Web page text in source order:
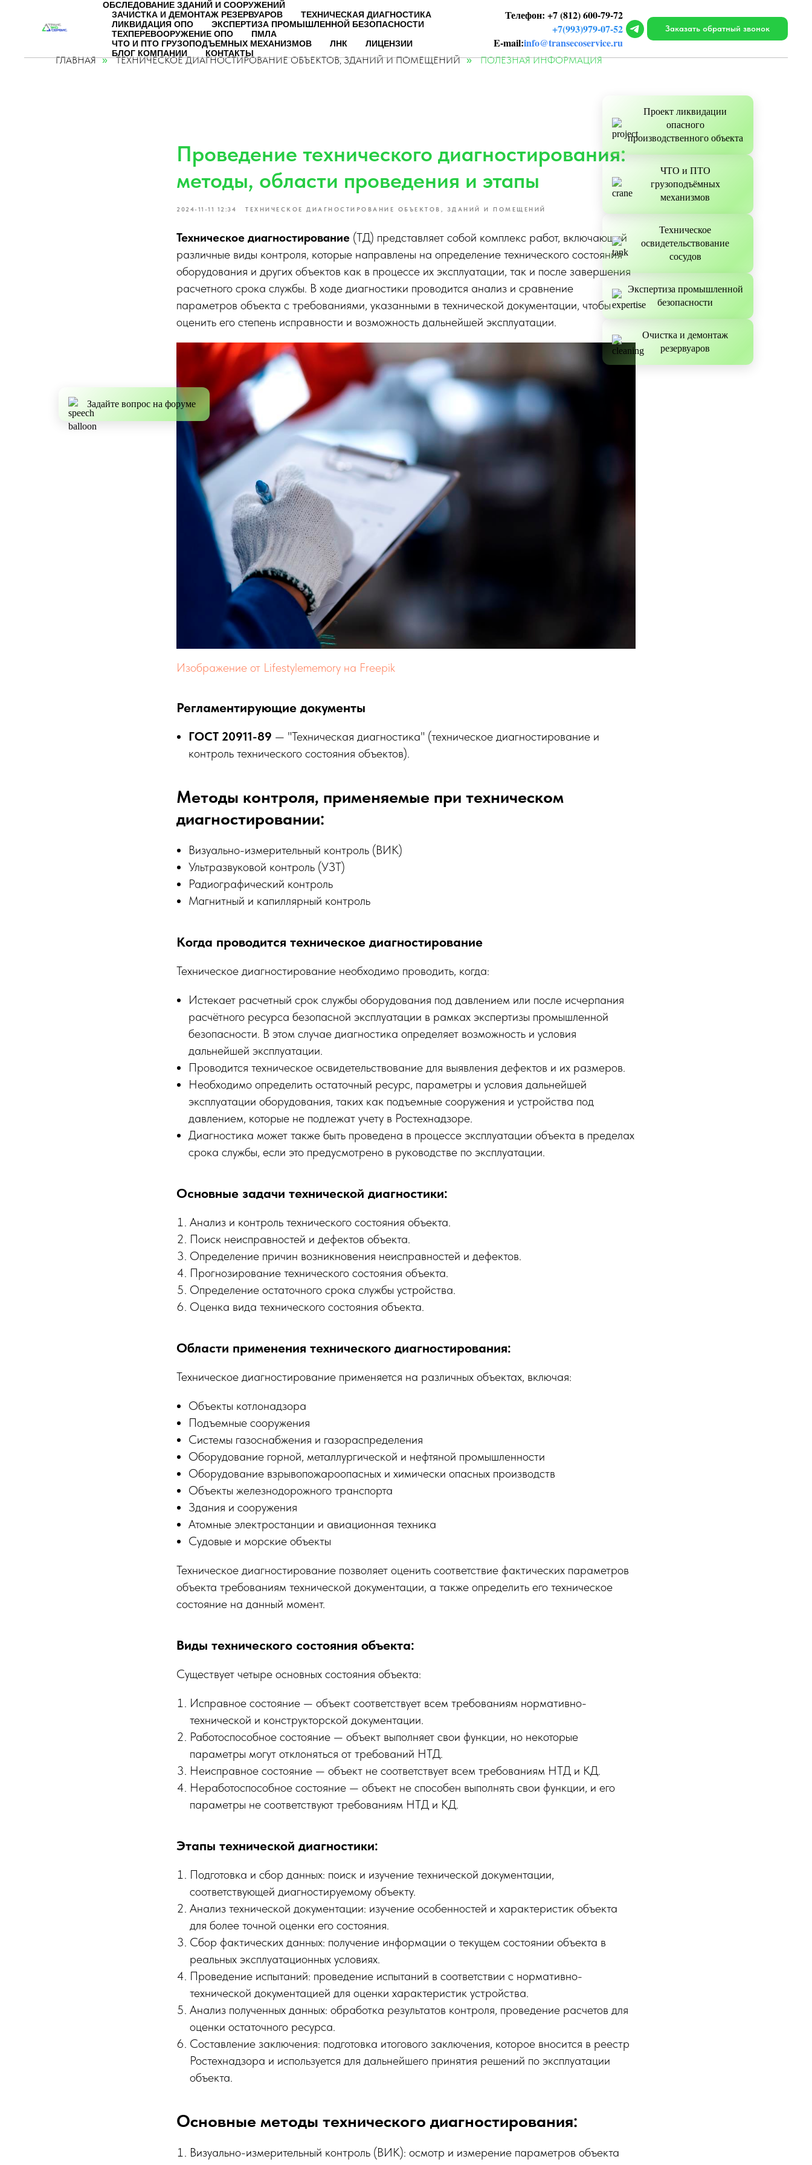
ОБСЛЕДОВАНИЕ ЗДАНИЙ И СООРУЖЕНИЙ
ЗАЧИСТКА И ДЕМОНТАЖ РЕЗЕРВУАРОВ
ТЕХНИЧЕСКАЯ ДИАГНОСТИКА
ЛИКВИДАЦИЯ ОПО
ЭКСПЕРТИЗА ПРОМЫШЛЕННОЙ БЕЗОПАСНОСТИ
ТЕХПЕРЕВООРУЖЕНИЕ ОПО
ПМЛА
ЧТО И ПТО ГРУЗОПОДЪЕМНЫХ МЕХАНИЗМОВ
ЛНК
ЛИЦЕНЗИИ
БЛОГ КОМПАНИИ
КОНТАКТЫ
Телефон: +7 (812) 600-79-72
+7(993)979-07-52
E-mail:info@transecoservice.ru
Заказать обратный звонок
ГЛАВНАЯ » ТЕХНИЧЕСКОЕ ДИАГНОСТИРОВАНИЕ ОБЪЕКТОВ, ЗДАНИЙ И ПОМЕЩЕНИЙ » ПОЛЕЗНАЯ ИНФОРМАЦИЯ
Проведение технического диагностирования:
методы, области проведения и этапы
2024-11-11 12:34 ТЕХНИЧЕСКОЕ ДИАГНОСТИРОВАНИЕ ОБЪЕКТОВ, ЗДАНИЙ И ПОМЕЩЕНИЙ
Техническое диагностирование (ТД) представляет собой комплекс работ, включающий
различные виды контроля, которые направлены на определение технического состояния
оборудования и других объектов как в процессе их эксплуатации, так и после завершения
расчетного срока службы. В ходе диагностики проводится анализ и сравнение
параметров объекта с требованиями, указанными в технической документации, чтобы
оценить его степень исправности и возможность дальнейшей эксплуатации.
Изображение от Lifestylememory на Freepik
Регламентирующие документы
ГОСТ 20911-89 — "Техническая диагностика" (техническое диагностирование и
контроль технического состояния объектов).
Методы контроля, применяемые при техническом
диагностировании:
Визуально-измерительный контроль (ВИК)
Ультразвуковой контроль (УЗТ)
Радиографический контроль
Магнитный и капиллярный контроль
Когда проводится техническое диагностирование
Техническое диагностирование необходимо проводить, когда:
Истекает расчетный срок службы оборудования под давлением или после исчерпания
расчётного ресурса безопасной эксплуатации в рамках экспертизы промышленной
безопасности. В этом случае диагностика определяет возможность и условия
дальнейшей эксплуатации.
Проводится техническое освидетельствование для выявления дефектов и их размеров.
Необходимо определить остаточный ресурс, параметры и условия дальнейшей
эксплуатации оборудования, таких как подъемные сооружения и устройства под
давлением, которые не подлежат учету в Ростехнадзоре.
Диагностика может также быть проведена в процессе эксплуатации объекта в пределах
срока службы, если это предусмотрено в руководстве по эксплуатации.
Основные задачи технической диагностики:
Анализ и контроль технического состояния объекта.
Поиск неисправностей и дефектов объекта.
Определение причин возникновения неисправностей и дефектов.
Прогнозирование технического состояния объекта.
Определение остаточного срока службы устройства.
Оценка вида технического состояния объекта.
Области применения технического диагностирования:
Техническое диагностирование применяется на различных объектах, включая:
Объекты котлонадзора
Подъемные сооружения
Системы газоснабжения и газораспределения
Оборудование горной, металлургической и нефтяной промышленности
Оборудование взрывопожароопасных и химически опасных производств
Объекты железнодорожного транспорта
Здания и сооружения
Атомные электростанции и авиационная техника
Судовые и морские объекты
Техническое диагностирование позволяет оценить соответствие фактических параметров
объекта требованиям технической документации, а также определить его техническое
состояние на данный момент.
Виды технического состояния объекта:
Существует четыре основных состояния объекта:
Исправное состояние — объект соответствует всем требованиям нормативно-
технической и конструкторской документации.
Работоспособное состояние — объект выполняет свои функции, но некоторые
параметры могут отклоняться от требований НТД.
Неисправное состояние — объект не соответствует всем требованиям НТД и КД.
Неработоспособное состояние — объект не способен выполнять свои функции, и его
параметры не соответствуют требованиям НТД и КД.
Этапы технической диагностики:
Подготовка и сбор данных: поиск и изучение технической документации,
соответствующей диагностируемому объекту.
Анализ технической документации: изучение особенностей и характеристик объекта
для более точной оценки его состояния.
Сбор фактических данных: получение информации о текущем состоянии объекта в
реальных эксплуатационных условиях.
Проведение испытаний: проведение испытаний в соответствии с нормативно-
технической документацией для оценки характеристик устройства.
Анализ полученных данных: обработка результатов контроля, проведение расчетов для
оценки остаточного ресурса.
Составление заключения: подготовка итогового заключения, которое вносится в реестр
Ростехнадзора и используется для дальнейшего принятия решений по эксплуатации
объекта.
Основные методы технического диагностирования:
Визуально-измерительный контроль (ВИК): осмотр и измерение параметров объекта
Проект ликвидации
опасного
производственного объекта
ЧТО и ПТО
грузоподъёмных
механизмов
Техническое
освидетельствование
сосудов
Экспертиза промышленной
безопасности
Очистка и демонтаж
резервуаров
Задайте вопрос на форуме